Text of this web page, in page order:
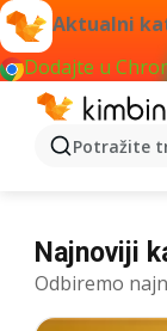
Aktualni
Dodajte u
Potražite
Najnoviji
Odbiremo